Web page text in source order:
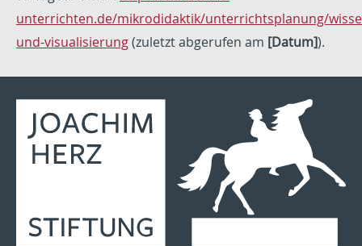
unterrichten.de/mikrodidaktik/unterrichtsplanung/
und-visualisierung(zuletzt abgerufen am [Datum]).